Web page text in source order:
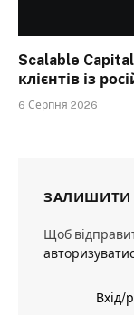
Scalable
клієнтів із
6 Серпня 2026
ЗАЛИШИТИ
Щоб
Вхід/